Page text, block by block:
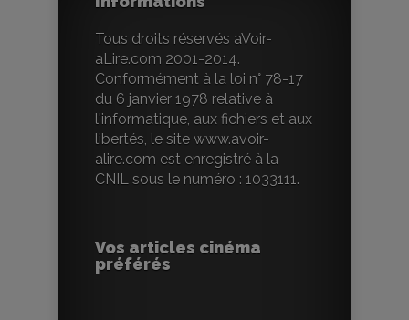
Tous droits réservés aVoir-
aLire.com 2001-2014.
Conformément à la loi n° 78-17
du 6 janvier 1978 relative à
l'informatique, aux fichiers et aux
libertés, le site www.avoir-
alire.com est enregistré à la
CNIL sous le numéro : 1033111.
Vos articles cinéma
préférés